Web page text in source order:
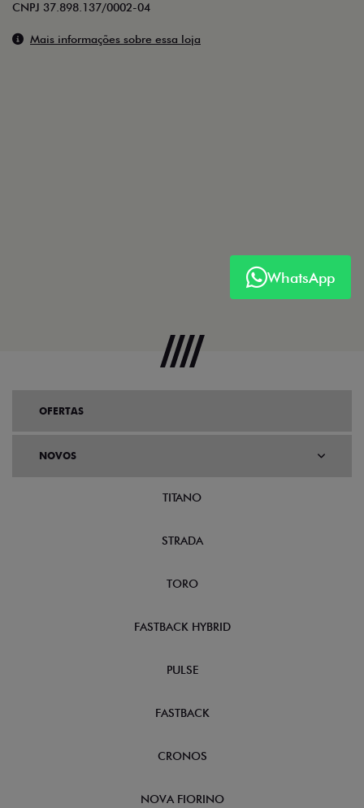
CNPJ 37.898.137/0002-04
Mais informações sobre essa loja
WhatsApp
OFERTAS
NOVOS
TITANO
STRADA
TORO
FASTBACK HYBRID
PULSE
FASTBACK
CRONOS
NOVA FIORINO